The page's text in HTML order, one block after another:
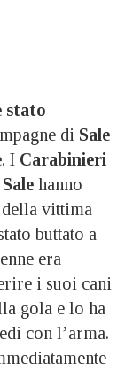
stato
di Sale
. I Carabinieri
hanno
vittima
buttato a
era
i suoi cani
gola e lo ha
con l’arma.